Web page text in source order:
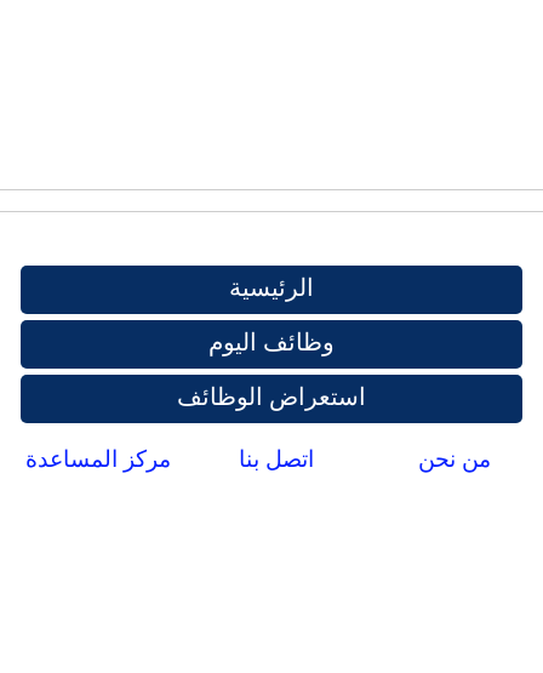
الرئيسية
وظائف اليوم
استعراض الوظائف
من نحن اتصل بنا مركز المساعدة